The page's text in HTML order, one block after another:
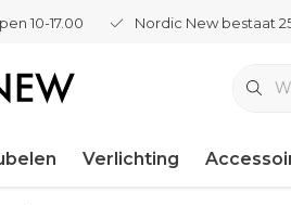
10-17.00 Nordic New bestaat
Verlichting